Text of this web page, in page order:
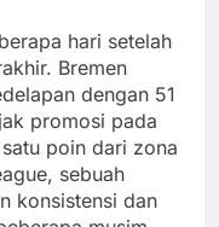
hari setelah
Bremen
dengan 51
promosi pada
poin dari zona
sebuah
konsistensi dan